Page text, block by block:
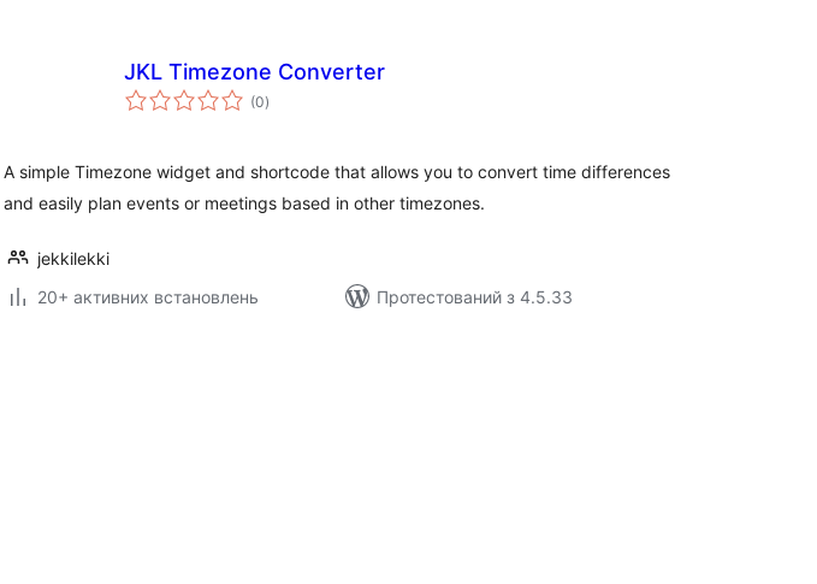
JKL Timezone Converter
(0загальний
рейтинг
)
A simple Timezone widget and shortcode that allows you to convert time differences
and easily plan events or meetings based in other timezones.
jekkilekki
20+ активних встановлень
Протестований з 4.5.33